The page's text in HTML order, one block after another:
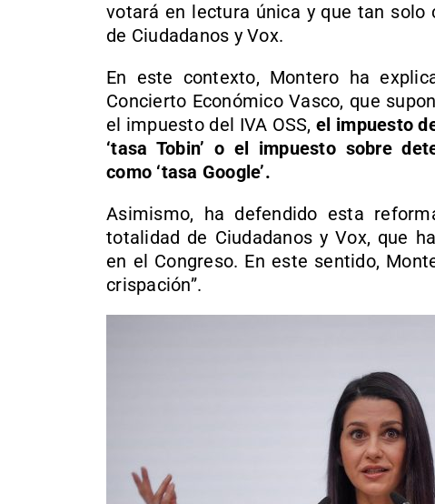
votará en lectura única y que tan
de Ciudadanos y Vox.
En este contexto, Montero ha
Concierto Económico Vasco, que
el impuesto del IVA OSS,el impuesto
‘tasa Tobin’ o el impuesto sobre
como ‘tasa Google’.
Asimismo, ha defendido esta
totalidad de Ciudadanos y Vox, que
en el Congreso. En este sentido,
crispación”.